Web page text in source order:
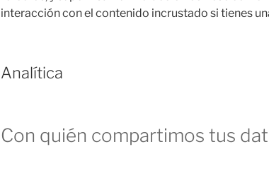
interacción con el contenido incrustado si tienes
Analítica
Con quién compartimos tus